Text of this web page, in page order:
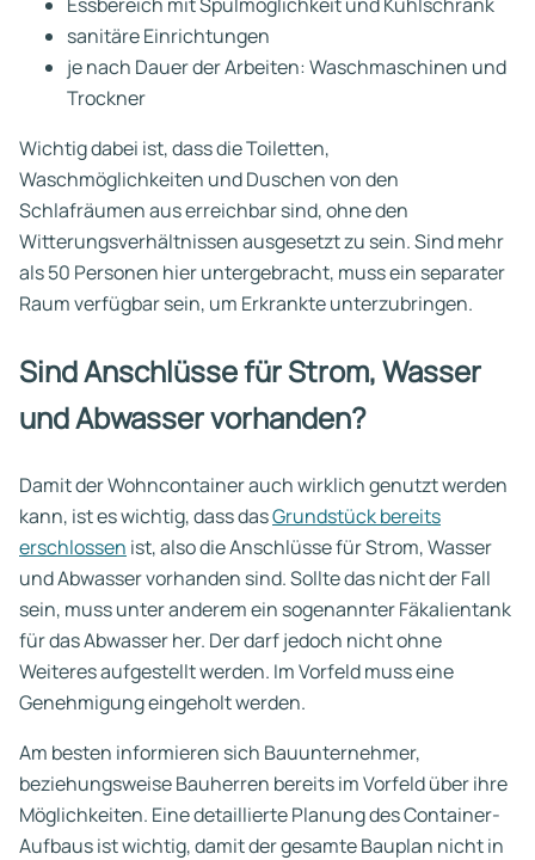
sanitäre Einrichtungen
je nach Dauer der Arbeiten: Waschmaschinen und
Trockner
Wichtig dabei ist, dass die Toiletten,
Waschmöglichkeiten und Duschen von den
Schlafräumen aus erreichbar sind, ohne den
Witterungsverhältnissen ausgesetzt zu sein. Sind mehr
als 50 Personen hier untergebracht, muss ein separater
Raum verfügbar sein, um Erkrankte unterzubringen.
Sind Anschlüsse für Strom, Wasser
und Abwasser vorhanden?
Damit der Wohncontainer auch wirklich genutzt werden
kann, ist es wichtig, dass dasGrundstück bereits
erschlossen ist, also die Anschlüsse für Strom, Wasser
und Abwasser vorhanden sind. Sollte das nicht der Fall
sein, muss unter anderem ein sogenannter Fäkalientank
für das Abwasser her. Der darf jedoch nicht ohne
Weiteres aufgestellt werden. Im Vorfeld muss eine
Genehmigung eingeholt werden.
Am besten informieren sich Bauunternehmer,
beziehungsweise Bauherren bereits im Vorfeld über ihre
Möglichkeiten. Eine detaillierte Planung des Container-
Aufbaus ist wichtig, damit der gesamte Bauplan nicht in